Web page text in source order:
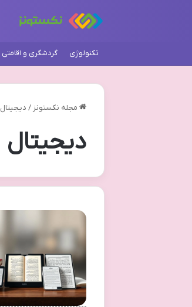
تکنولوژی گردشگری و اقامتی
مجله نکستونز / دیجیتال
دیجیتال